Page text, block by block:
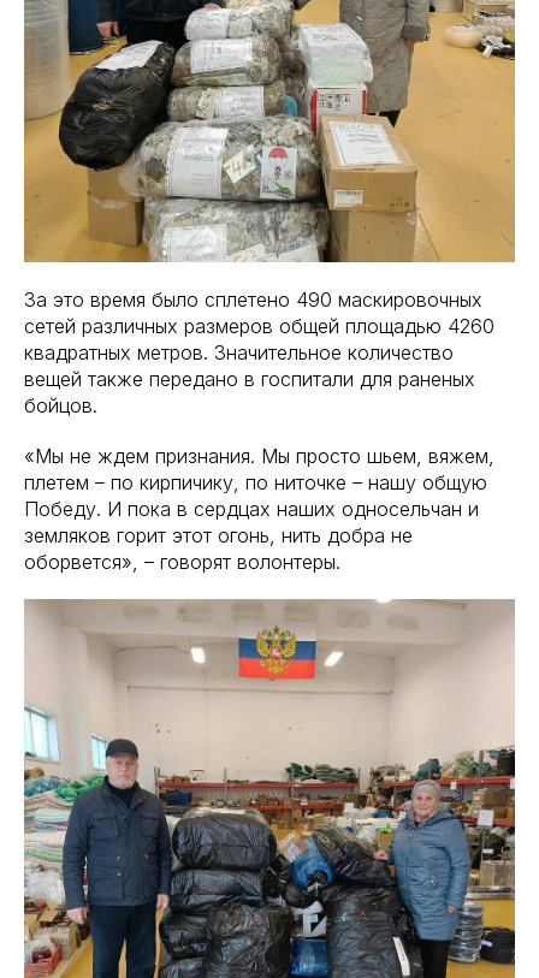
За это время было сплетено 490 маскировочных
сетей различных размеров общей площадью 4260
квадратных метров. Значительное количество
вещей также передано в госпитали для раненых
бойцов.
«Мы не ждем признания. Мы просто шьем, вяжем,
плетем – по кирпичику, по ниточке – нашу общую
Победу. И пока в сердцах наших односельчан и
земляков горит этот огонь, нить добра не
оборвется», – говорят волонтеры.